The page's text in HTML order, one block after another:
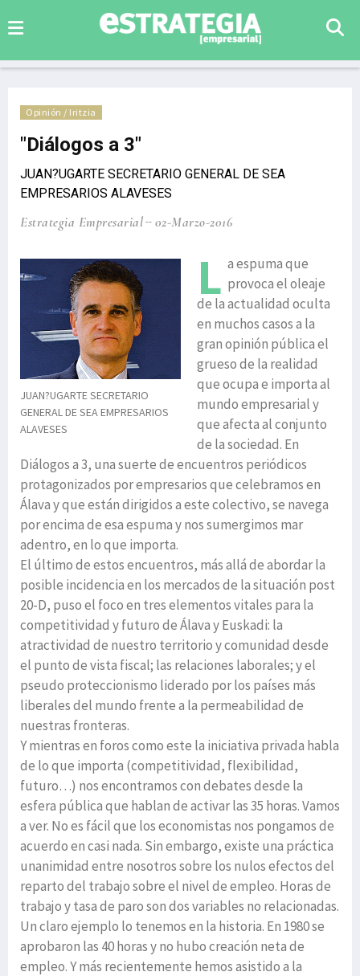
Opinión / Iritzia
"Diálogos a 3"
JUAN?UGARTE SECRETARIO GENERAL DE SEA
EMPRESARIOS ALAVESES
Estrategia Empresarial 02-Marzo-2016
JUAN?UGARTESECRETARIO
GENERALDE SEA EMPRESARIOS
ALAVESES
L a espuma que
provoca el oleaje
de la actualidad oculta
en muchos casos a la
gran opinión pública el
grueso de la realidad
que ocupa e importa al
mundo empresarial y
que afecta al conjunto
de la sociedad. En
Diálogos a 3, una suerte de encuentros periódicos
protagonizados por empresarios que celebramos en
Álava y que están dirigidos a este colectivo, se navega
por encima de esa espuma y nos sumergimos mar
adentro, en lo que importa.
El último de estos encuentros, más allá de abordar la
posible incidencia en los mercados de la situación post
20-D, puso el foco en tres elementos vitales para la
competitividad y futuro de Álava y Euskadi: la
atractividad de nuestro territorio y comunidad desde
el punto de vista fiscal; las relaciones laborales; y el
pseudo proteccionismo liderado por los países más
liberales del mundo frente a la permeabilidad de
nuestras fronteras.
Y mientras en foros como este la iniciativa privada habla
de lo que importa (competitividad, flexibilidad,
futuro…) nos encontramos con debates desde la
esfera pública que hablan de activar las 35 horas. Vamos
a ver. No es fácil que los economistas nos pongamos de
acuerdo en casi nada. Sin embargo, existe una práctica
unanimidad entre nosotros sobre los nulos efectos del
reparto del trabajo sobre el nivel de empleo. Horas de
trabajo y tasa de paro son dos variables no relacionadas.
Un claro ejemplo lo tenemos en la historia. En 1980 se
aprobaron las 40 horas y no hubo creación neta de
empleo. Y más recientemente hemos asistido a la